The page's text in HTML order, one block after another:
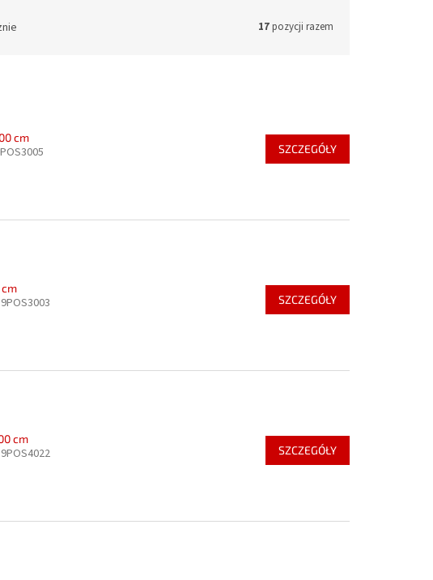
17pozycji razem
cm
SZCZEGÓŁY
9POS3003 SZCZEGÓŁY
cm
9POS4022 SZCZEGÓŁY